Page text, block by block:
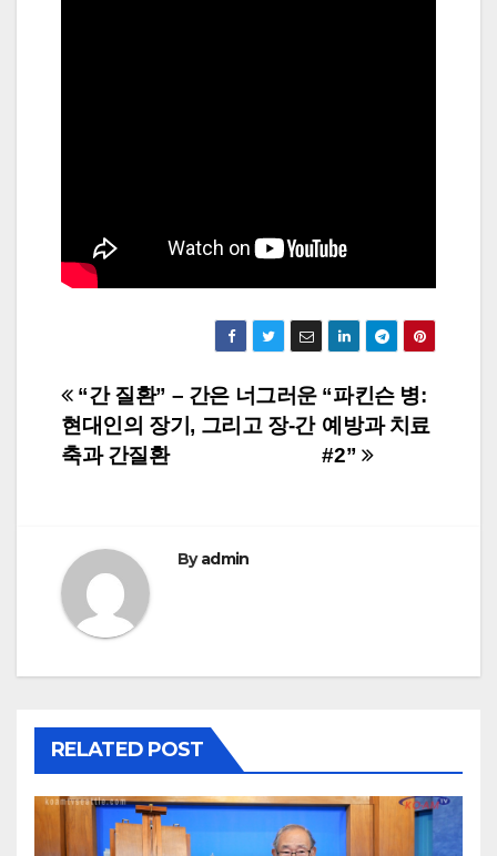
Post
navigation
“파킨슨 병:
예방과 치료
#2”
“간 질환” – 간은 너그러운
현대인의 장기, 그리고 장-간
축과 간질환
Byadmin
RELATED POST